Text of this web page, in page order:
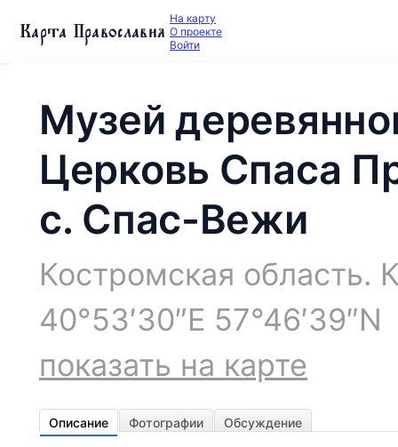
Карта Православия На карту
О проекте
Войти
Музей
Церковь Спаса
с. Спас-Вежи
Костромская область.
40°53′30″E 57°46′39″N
показать на карте
Описание Фотографии Обсуждение